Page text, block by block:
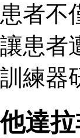
患者不
讓患者
訓練器
他達